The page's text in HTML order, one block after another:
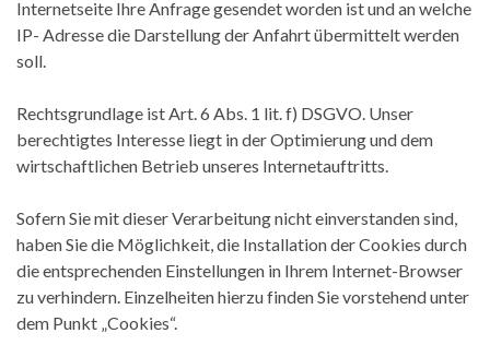
Internetseite Ihre Anfrage gesendet worden ist und an welche
IP- Adresse die Darstellung der Anfahrt übermittelt werden
soll.
Rechtsgrundlage ist Art. 6 Abs. 1 lit. f) DSGVO. Unser
berechtigtes Interesse liegt in der Optimierung und dem
wirtschaftlichen Betrieb unseres Internetauftritts.
Sofern Sie mit dieser Verarbeitung nicht einverstanden sind,
haben Sie die Möglichkeit, die Installation der Cookies durch
die entsprechenden Einstellungen in Ihrem Internet-Browser
zu verhindern. Einzelheiten hierzu finden Sie vorstehend unter
dem Punkt „Cookies“.